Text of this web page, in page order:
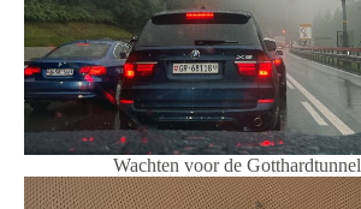
Wachten voor de Gotthardtunnel